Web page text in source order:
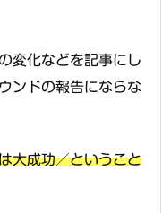
変化などを記事にし
ンドの報告にならな
大成功／ということ